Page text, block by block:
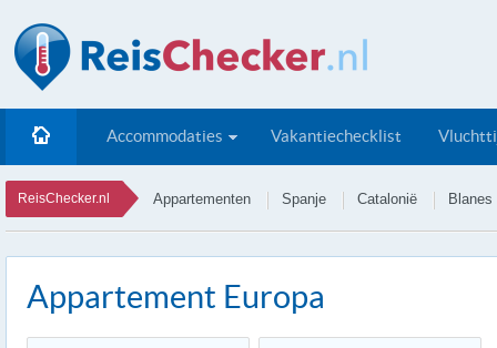
Accommodaties Vakantiechecklist
ReisChecker.nl Appartementen Spanje Catalonië Blanes
Appartement Europa